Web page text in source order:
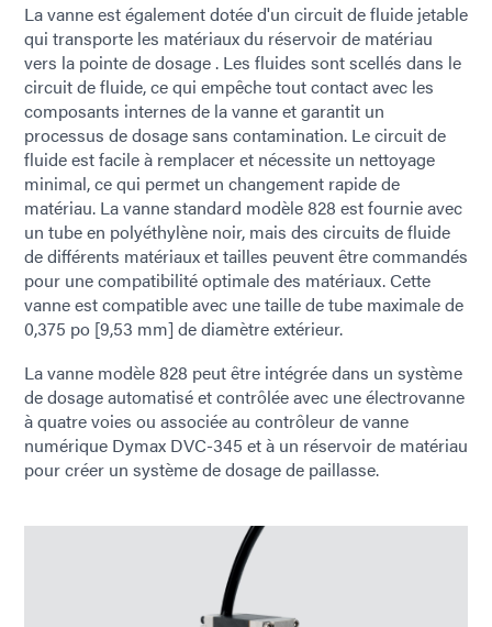
La vanne est également dotée d'un circuit de fluide jetable
qui transporte les matériaux du réservoir de matériau
vers la pointe de dosage . Les fluides sont scellés dans le
circuit de fluide, ce qui empêche tout contact avec les
composants internes de la vanne et garantit un
processus de dosage sans contamination. Le circuit de
fluide est facile à remplacer et nécessite un nettoyage
minimal, ce qui permet un changement rapide de
matériau. La vanne standard modèle 828 est fournie avec
un tube en polyéthylène noir, mais des circuits de fluide
de différents matériaux et tailles peuvent être commandés
pour une compatibilité optimale des matériaux. Cette
vanne est compatible avec une taille de tube maximale de
0,375 po [9,53 mm] de diamètre extérieur.
La vanne modèle 828 peut être intégrée dans un système
de dosage automatisé et contrôlée avec une électrovanne
à quatre voies ou associée au contrôleur de vanne
numérique Dymax DVC-345 et à un réservoir de matériau
pour créer un système de dosage de paillasse.